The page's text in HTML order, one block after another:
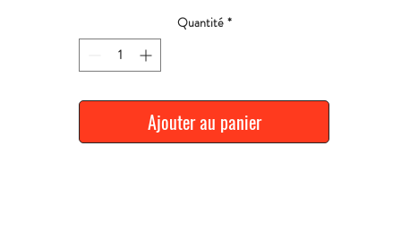
Quantité *
Ajouter au panier